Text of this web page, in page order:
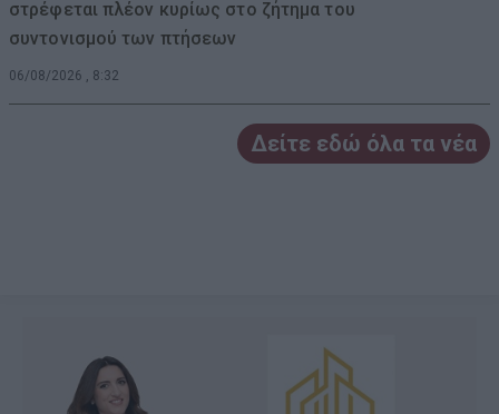
στρέφεται πλέον κυρίως στο ζήτημα του
συντονισμού των πτήσεων
06/08/2026 , 8:32
Δείτε εδώ όλα τα νέα